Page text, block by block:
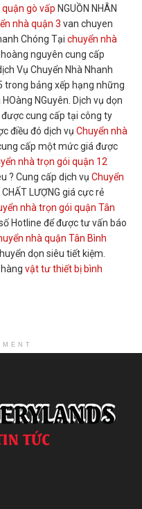
gò vấp NGUỒN NHÂN
nhà quận 3 van chuyen
Chóng Tại chuyển nhà
nguyên cung cấp
Vụ Chuyển Nhà Nhanh
trong bảng xếp hạng những
HOàng NGuyên. Dịch vụ dọn
được cung cấp tại công ty
điều đó dịch vụ Chuyển nhà
cấp một mức giá được
nhà trọn gói quận 12
? Cung cấp dịch vụ Chuyển
LƯỢNG giá cực rẻ
nhà trọn gói quận Tân
Hotline để được tư vấn báo
nhà quận Tân Bình
dọn siêu tiết kiệm.
vật tư thiết bị bình